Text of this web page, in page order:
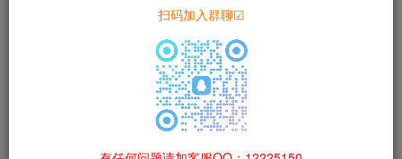
15
本站所有资源均为网络收集整理而来，仅供学习研究使用，请在下
载后24h内删除，谢谢合作！
本站资源仅用于学习交流，禁止商业运营与违法、侵权
扫码加入群聊☑